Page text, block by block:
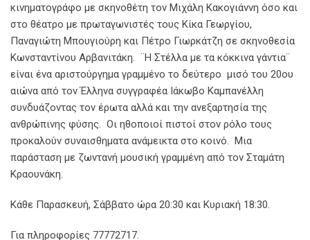
κινηματογράφο με σκηνοθέτη τον Μιχάλη Κακογιάννη όσο και
στο θέατρο με πρωταγωνιστές τους Κίκα Γεωργίου,
Παναγιώτη Μπουγιούρη και Πέτρο Γιωρκάτζη σε σκηνοθεσία
Κωνσταντίνου Αρβανιτάκη. ¨Η Στέλλα με τα κόκκινα γάντια¨
είναι ένα αριστούργημα γραμμένο το δεύτερο μισό του 20ου
αιώνα από τον Έλληνα συγγραφέα Ιάκωβο Καμπανέλλη
συνδυάζοντας τον έρωτα αλλά και την ανεξαρτησία της
ανθρώπινης φύσης. Οι ηθοποιοί πιστοί στον ρόλο τους
προκαλούν συναισθηματα ανάμεικτα στο κοινό. Μια
παράσταση με ζωντανή μουσική γραμμένη από τον Σταμάτη
Κραουνάκη.
Κάθε Παρασκευή, Σάββατο ώρα 20:30 και Κυριακή 18:30.
Για πληροφορίες 77772717.